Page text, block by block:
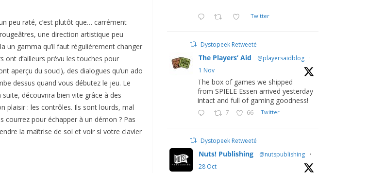
peu raté, c’est plutôt que… carrément
une direction artistique peu
un gamma qu’il faut régulièrement changer
ont d’ailleurs prévu les touches pour
aperçu du souci), des dialogues qu’un ado
dessus quand vous débutez le jeu. Le
découvrira bien vite grâce à des
plaisir : les contrôles. Ils sont lourds, mal
courrez pour échapper à un démon ? Pas
la maîtrise de soi et voir si votre clavier
Twitter
Dystopeek Retweeté
The Players’ Aid @playersaidblog
·
1 Nov
The box of games we shipped
from SPIELE Essen arrived yesterday
intact and full of gaming goodness!
7 66 Twitter
Dystopeek Retweeté
Nuts! Publishing @nutspublishing
·
28 Oct